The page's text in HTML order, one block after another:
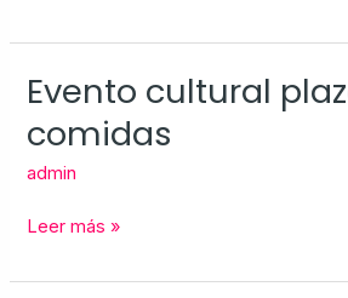
Evento cultural
comidas
admin
Evento
cultural
plazoleta
de
Leer más »